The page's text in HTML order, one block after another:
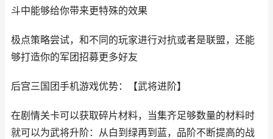
斗中能够给你带来更特殊的效果
极点策略尝试，和不同的玩家进行对抗或者是联盟，还能
够打造你的军团招募更多好友
后宫三国团手机游戏优势：【武将进阶】
在剧情关卡可以获取碎片材料，当集齐足够数量的材料时
就可以为武将升阶：从白到绿再到蓝，品阶不断提高的战